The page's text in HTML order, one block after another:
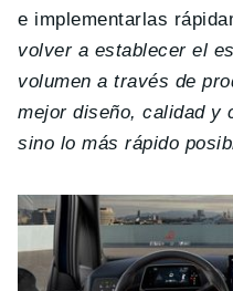
e implementarlas
volver a establecer el
volumen a través de
mejor diseño, calidad y
sino lo más rápido